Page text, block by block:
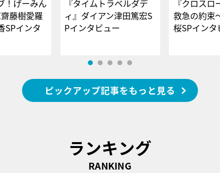
！げーみん
藤樹愛羅
SPインタ
『タイムトラベルダデ
ィ』ダイアン津田篤宏S
Pインタビュー
『クロス
救急の約束
桜SPイ
ピックアップ記事をもっと見る
ランキング
RANKING